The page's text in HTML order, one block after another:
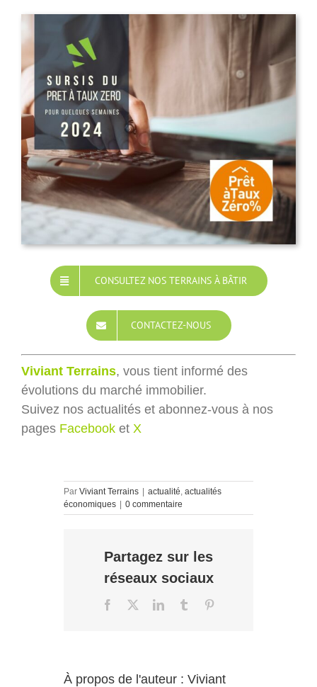
CONSULTEZ NOS TERRAINS À BÂTIR
CONTACTEZ-NOUS
Viviant Terrains, vous tient informé des
évolutions du marché immobilier.
Suivez nos actualités et abonnez-vous à nos
pages Facebook et X
Par Viviant Terrains actualité, actualités
économiques
0 commentaire
Partagez sur les
réseaux sociaux
Facebook LinkedInTumblr
À propos de l'auteur : Viviant